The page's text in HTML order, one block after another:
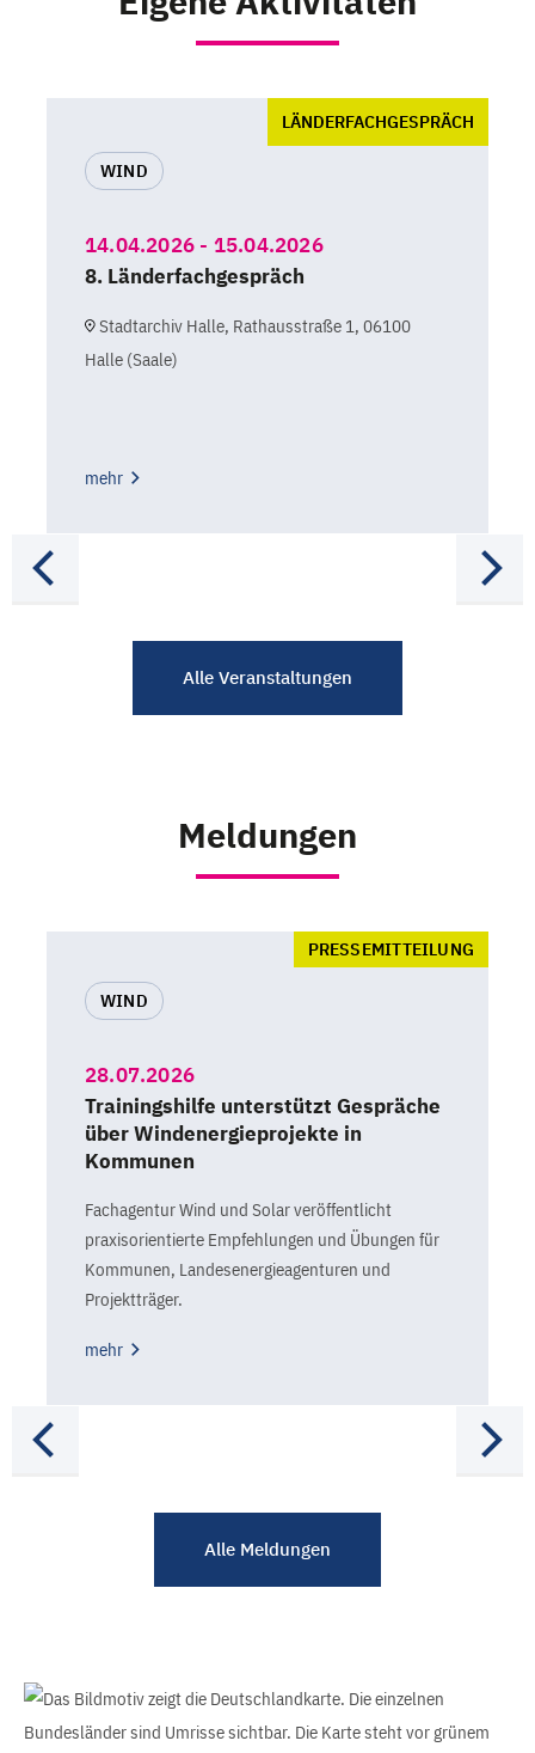
LÄNDERFACHGESPRÄCH
WIND
14.04.2026 - 15.04.2026
8. Länderfachgespräch
Stadtarchiv Halle, Rathausstraße 1, 06100
Halle (Saale)
mehr
Alle Veranstaltungen
Meldungen
PRESSEMITTEILUNG
WIND
28.07.2026
Trainingshilfe unterstützt Gespräche
über Windenergieprojekte in
Kommunen
Fachagentur Wind und Solar veröffentlicht
praxisorientierte Empfehlungen und Übungen für
Kommunen, Landesenergieagenturen und
Projektträger.
mehr
Alle Meldungen